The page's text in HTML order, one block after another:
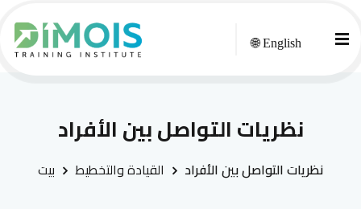
🌐 English
نظريات التواصل بين الأفراد
بيت القيادة والتخطيط نظريات التواصل بين الأفراد